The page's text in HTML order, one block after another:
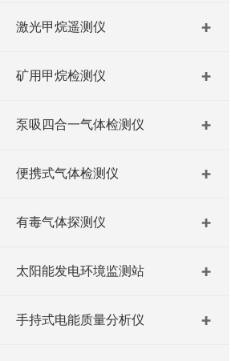
激光甲烷遥测仪
矿用甲烷检测仪
泵吸四合一气体检测仪
便携式气体检测仪
有毒气体探测仪
太阳能发电环境监测站
手持式电能质量分析仪